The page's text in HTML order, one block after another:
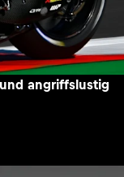
angriffslustig